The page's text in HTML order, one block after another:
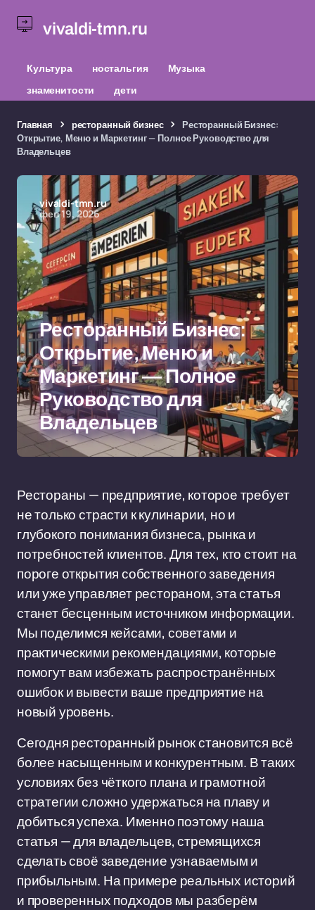
vivaldi-tmn.ru
Культура ностальгия
Музыка
знаменитости
дети
Главная ресторанный бизнес
Ресторанный Бизнес:
Открытие, Меню и Маркетинг — Полное Руководство для
Владельцев
vivaldi-tmn.ru
фев 19, 2026
Ресторанный Бизнес:
Открытие, Меню и
Маркетинг — Полное
Руководство для
Владельцев
Рестораны — предприятие, которое требует
не только страсти к кулинарии, но и
глубокого понимания бизнеса, рынка и
потребностей клиентов. Для тех, кто стоит на
пороге открытия собственного заведения
или уже управляет рестораном, эта статья
станет бесценным источником информации.
Мы поделимся кейсами, советами и
практическими рекомендациями, которые
помогут вам избежать распространённых
ошибок и вывести ваше предприятие на
новый уровень.
Сегодня ресторанный рынок становится всё
более насыщенным и конкурентным. В таких
условиях без чёткого плана и грамотной
стратегии сложно удержаться на плаву и
добиться успеха. Именно поэтому наша
статья — для владельцев, стремящихся
сделать своё заведение узнаваемым и
прибыльным. На примере реальных историй
и проверенных подходов мы разберём